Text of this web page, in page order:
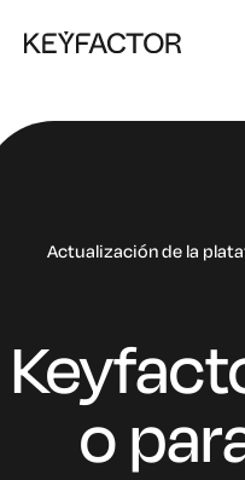
Actualización de la
o